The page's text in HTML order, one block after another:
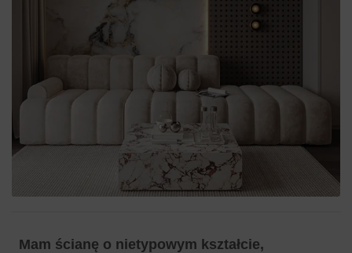
Mam ścianę o nietypowym kształcie,